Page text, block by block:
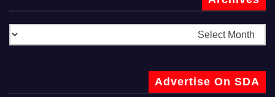
Advertise On SDA